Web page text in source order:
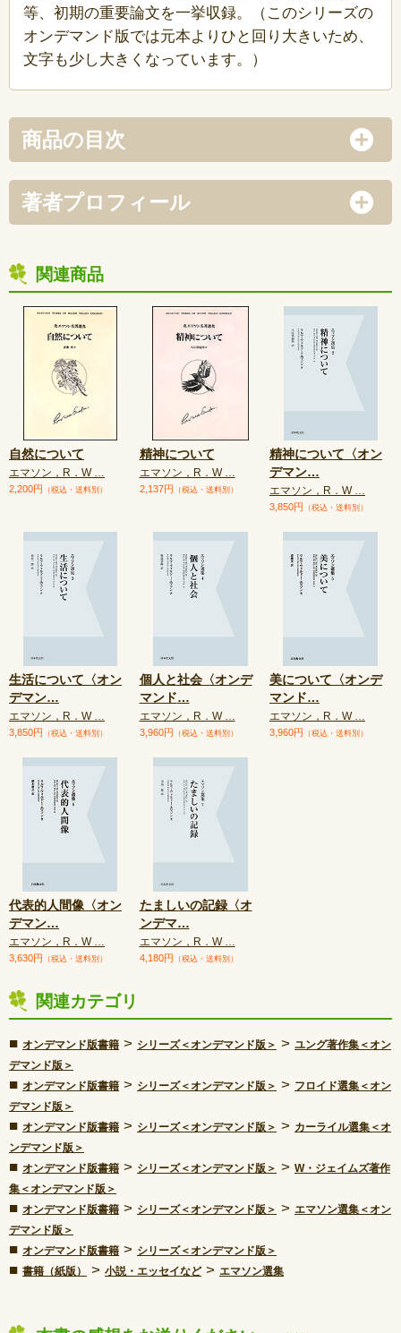
等、初期の重要論文を一挙収録。（このシリーズの
オンデマンド版では元本よりひと回り大きいため、
文字も少し大きくなっています。）
商品の目次
著者プロフィール
関連商品
自然について
エマソン，R．W …
2,200円 （税込・送料別）
精神について
エマソン，R．W …
2,137円 （税込・送料別）
精神について〈オン
デマン…
エマソン，R．W …
3,850円 （税込・送料別）
生活について〈オン
デマン…
エマソン，R．W …
3,850円 （税込・送料別）
個人と社会〈オンデ
マンド…
エマソン，R．W …
3,960円 （税込・送料別）
美について〈オンデ
マンド…
エマソン，R．W …
3,960円 （税込・送料別）
代表的人間像〈オン
デマン…
エマソン，R．W …
3,630円 （税込・送料別）
たましいの記録〈オ
ンデマ…
エマソン，R．W …
4,180円 （税込・送料別）
関連カテゴリ
■ オンデマンド版書籍 > シリーズ＜オンデマンド版＞ > ユング著作集＜オン
デマンド版＞
■ オンデマンド版書籍 > シリーズ＜オンデマンド版＞ > フロイド選集＜オン
デマンド版＞
■ オンデマンド版書籍 > シリーズ＜オンデマンド版＞ > カーライル選集＜オ
ンデマンド版＞
■ オンデマンド版書籍 > シリーズ＜オンデマンド版＞ > W・ジェイムズ著作
集＜オンデマンド版＞
■ オンデマンド版書籍 > シリーズ＜オンデマンド版＞ > エマソン選集＜オン
デマンド版＞
■ オンデマンド版書籍 > シリーズ＜オンデマンド版＞
■ 書籍（紙版） > 小説・エッセイなど > エマソン選集